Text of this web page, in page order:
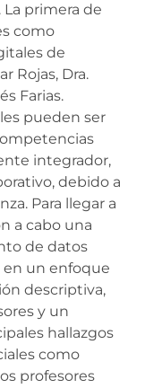
primera de
como
de
Rojas, Dra.
Farias.
pueden ser
integrador,
debido a
Para llegar a
a cabo una
de datos
un enfoque
descriptiva,
y un
hallazgos
como
profesores